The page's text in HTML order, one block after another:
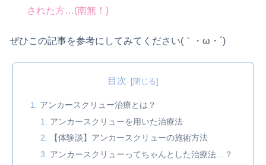
された方…(南無！)
ぜひこの記事を参考にしてみてください(｀・ω・´)
目次
アンカースクリュー治療とは？
アンカースクリューを用いた治療法
【体験談】アンカースクリューの施術方法
アンカースクリューってちゃんとした治療法…？